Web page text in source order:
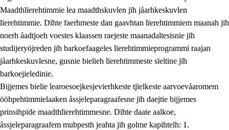
Maadthlïerehtimmie lea maadthskuvlen jïh jåarhkeskuvlen
lïerehtimmie. Dïhte faerhmeste dan gaavhtan lïerehtimmiem maanah jïh
noerh åadtjoeh voestes klaassen raejeste maanadaltesisnie jïh
studijeryöjreden jïh barkoefaageles lïerehtimmieprogrammi raajan
jåarhkeskuvlesne, gusnie bielieh lïerehtimmeste sïeltine jïh
barkoejieledinie.
Bijjemes bielie learoesoejkesjevierhkeste tjïelkeste aarvoevåaromem
ööhpehtimmielaaken åssjeleparagraafesne jïh daejtie bijjemes
prinsihpide maadthlïerehtimmesne. Dïhte daate aalkoe,
åssjeleparagraafem mubpesth jeahta jïh golme kapihtelh: 1.